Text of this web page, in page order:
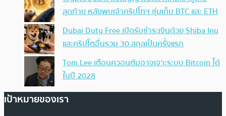
สุดท้าย หลังพบเจ้าคริปโทฯ ซุ่มเก็บ BTC และ ETH
Dubai Duty Free เปิดรับชำระเงินด้วย Shiba Inu
และคริปโตอื่นรวม 30 สกุลเป็นครั้งแรก
Tom Lee เตือนควอนตัมอาจเจาะระบบ Bitcoin ได้
ในปี 2028
เป้าหมายของเรา